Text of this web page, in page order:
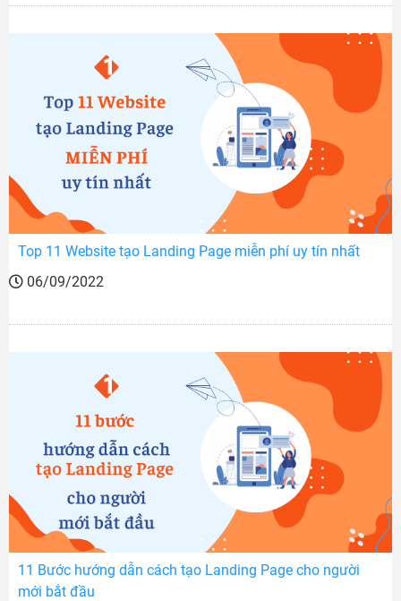
Top 11 Website tạo Landing Page miễn phí uy tín nhất
06/09/2022
11 Bước hướng dẫn cách tạo Landing Page cho người
mới bắt đầu